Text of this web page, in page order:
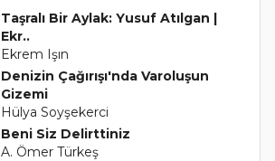
Taşralı Bir Aylak: Yusuf Atılgan |
Ekr..
Ekrem Işın
Denizin Çağırışı'nda Varoluşun
Gizemi
Hülya Soyşekerci
Beni Siz Delirttiniz
A. Ömer Türkeş